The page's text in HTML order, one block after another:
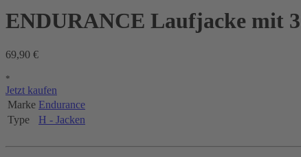
ENDURANCE Laufjacke mit
69,90 €
*
Jetzt kaufen
Marke Endurance
Type
H - Jacken